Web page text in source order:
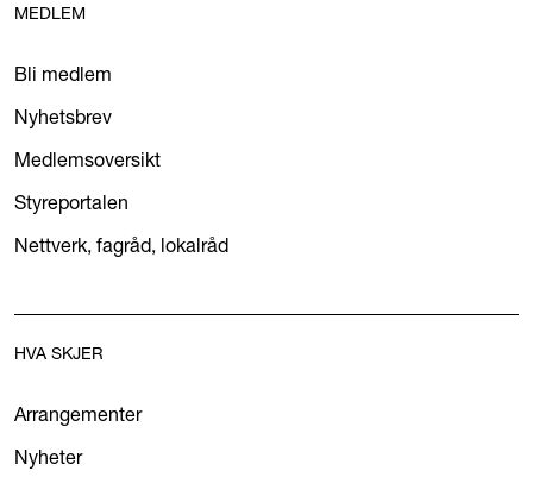
MEDLEM
Bli medlem
Nyhetsbrev
Medlemsoversikt
Styreportalen
Nettverk, fagråd, lokalråd
HVA SKJER
Arrangementer
Nyheter